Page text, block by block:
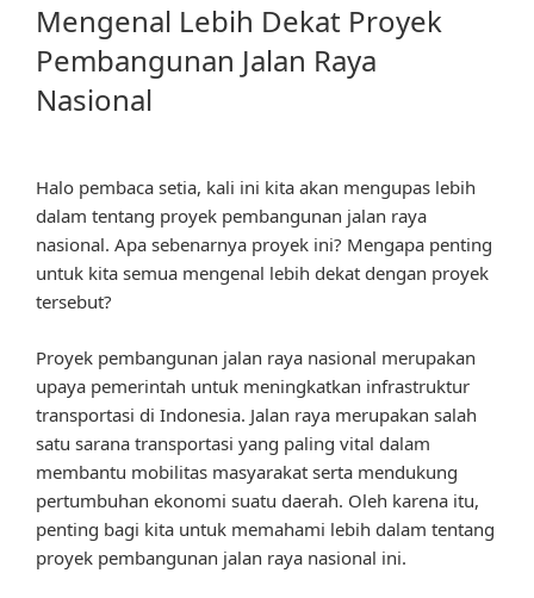
Mengenal Lebih Dekat Proyek
Pembangunan Jalan Raya
Nasional
Halo pembaca setia, kali ini kita akan mengupas lebih
dalam tentang proyek pembangunan jalan raya
nasional. Apa sebenarnya proyek ini? Mengapa penting
untuk kita semua mengenal lebih dekat dengan proyek
tersebut?
Proyek pembangunan jalan raya nasional merupakan
upaya pemerintah untuk meningkatkan infrastruktur
transportasi di Indonesia. Jalan raya merupakan salah
satu sarana transportasi yang paling vital dalam
membantu mobilitas masyarakat serta mendukung
pertumbuhan ekonomi suatu daerah. Oleh karena itu,
penting bagi kita untuk memahami lebih dalam tentang
proyek pembangunan jalan raya nasional ini.